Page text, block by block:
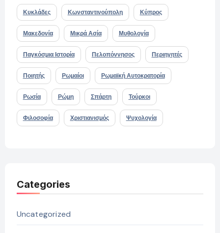
Κυκλάδες Κωνσταντινούπολη Κύπρος
Μακεδονία Μικρά Ασία Μυθολογία
Παγκόσμια Ιστορία Πελοπόννησος Περιηγητές
Ποιητής Ρωμαίοι Ρωμαϊκή Αυτοκρατορία
Ρωσία Ρώμη Σπάρτη Τούρκοι
Φιλοσοφία Χριστιανισμός Ψυχολογία
Categories
Uncategorized